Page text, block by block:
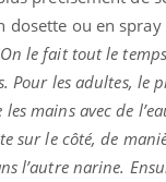
dosette ou en
le fait tout le
Pour les adultes, le
mains avec de
sur le côté, de
l’autre narine.